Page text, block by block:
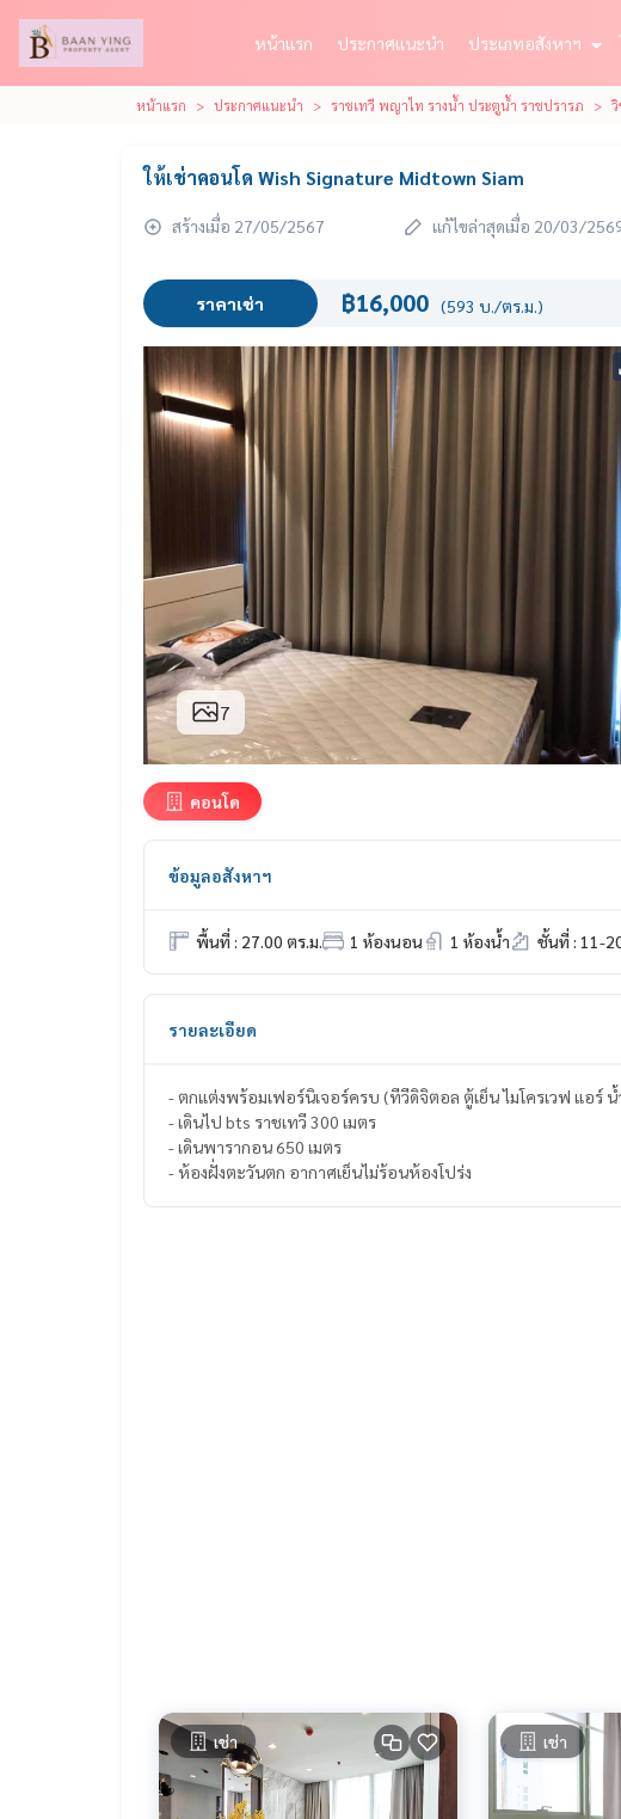
หน้าแรก ประกาศแนะนำ ประเภทอสังหาฯ
หน้าแรก ประกาศแนะนำ ราชเทวี พญาไท รางน้ำ ประตูน้ำ ราชปรารภ
ให้เช่าคอนโด Wish Signature Midtown Siam
สร้างเมื่อ 27/05/2567 แก้ไขล่าสุดเมื่อ 20/03/
ราคาเช่า ฿16,000 (593 บ./ตร.ม.)
7
คอนโด
ข้อมูลอสังหาฯ
พื้นที่ : 27.00 ตร.ม. 1 ห้องนอน 1 ห้องน้ำ ชั้นที่ : 11-
รายละเอียด
- ตกแต่งพร้อมเฟอร์นิเจอร์ครบ (ทีวีดิจิตอล ตู้เย็น ไมโครเวฟ แอร์ น้
- เดินไป bts ราชเทวี 300 เมตร
- เดินพารากอน 650 เมตร
- ห้องฝั่งตะวันตก อากาศเย็นไม่ร้อนห้องโปร่ง
เช่า เช่า